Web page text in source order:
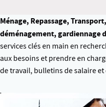
Ménage, Repassage,
déménagement, gardiennage
services clés en main en
aux besoins et prendre en
de travail, bulletins de salaire